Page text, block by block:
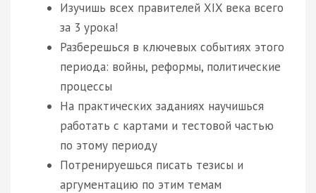
Изучишь всех правителей XIX века всего
за 3 урока!
Разберешься в ключевых событиях этого
периода: войны, реформы, политические
процессы
На практических заданиях научишься
работать с картами и тестовой частью
по этому периоду
Потренируешься писать тезисы и
аргументацию по этим темам